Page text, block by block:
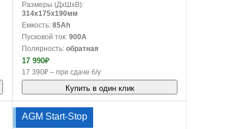
Размеры (ДxШxВ):
314x175x190мм
Емкость:85Ah
Пусковой ток:900A
Полярность:обратная
17 990₽
17 390₽ – при сдаче б/у
Купить в один клик
AGM Start-Stop